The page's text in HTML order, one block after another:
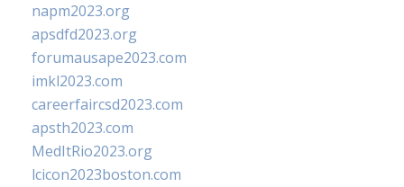
napm2023.org
apsdfd2023.org
forumausape2023.com
imkl2023.com
careerfaircsd2023.com
apsth2023.com
MedItRio2023.org
lcicon2023boston.com